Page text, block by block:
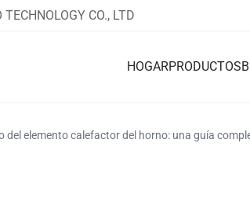
CO., LTD
HOGARPRODUCTOS
del elemento calefactor del horno: una guía